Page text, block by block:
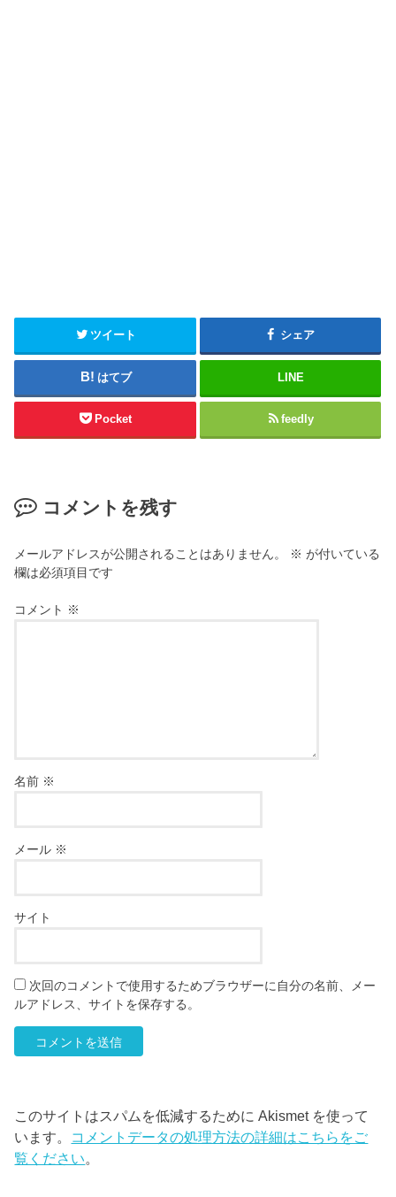
ツイート シェア
はてブ LINE
Pocket feedly
コメントを残す
メールアドレスが公開されることはありません。 ※ が付いている
欄は必須項目です
コメント ※
名前 ※
メール ※
サイト
次回のコメントで使用するためブラウザーに自分の名前、メー
ルアドレス、サイトを保存する。
このサイトはスパムを低減するために Akismet を使って
います。 コメントデータの処理方法の詳細はこちらをご
覧ください。